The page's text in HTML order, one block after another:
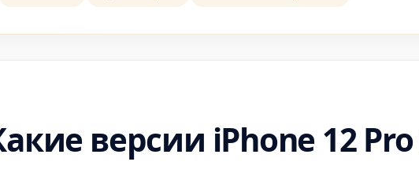
версии iPhone 12